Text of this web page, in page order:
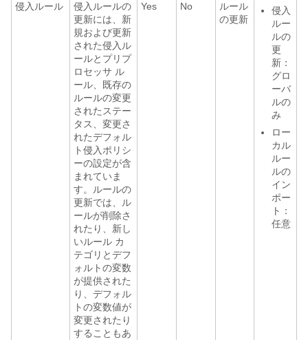
侵入ルール
侵入ルールの
更新には、新
規および更新
された侵入ル
ールとプリプ
ロセッサ ル
ール、既存の
ルールの変更
されたステー
タス、変更さ
れたデフォル
ト侵入ポリシ
ーの設定が含
まれていま
す。ルールの
更新では、ル
ールが削除さ
れたり、新し
いルール カ
テゴリとデフ
ォルトの変数
が提供された
り、デフォル
トの変数値が
変更されたり
することもあ
Yes No
ルール
の更新
侵入
ルー
ルの
更
新：
グロ
ーバ
ルの
み
ロー
カル
ルー
ルの
イン
ポー
ト：
任意